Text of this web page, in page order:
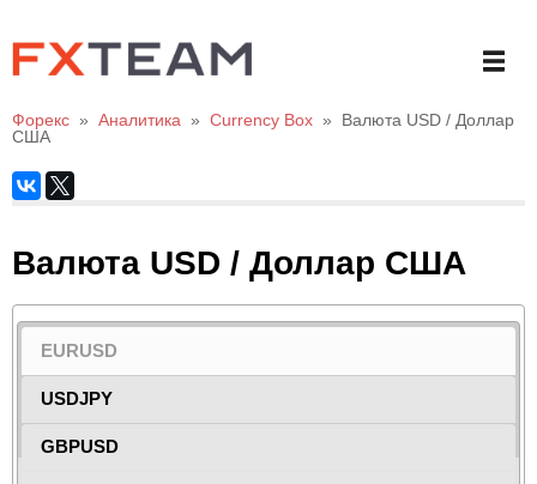
Форекс » Аналитика » Currency Box »
Валюта USD / Доллар
США
Валюта USD / Доллар США
EURUSD
USDJPY
GBPUSD